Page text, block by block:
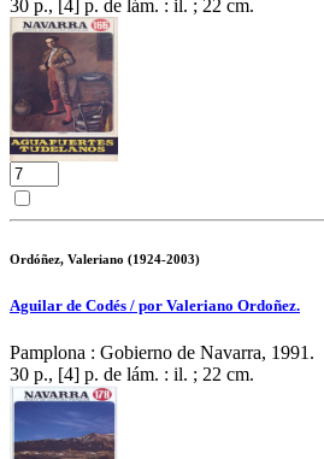
30 p., [4] p. de lám. : il. ; 22 cm.
Ordóñez, Valeriano (1924-2003)
Aguilar de Codés / por Valeriano Ordoñez.
Pamplona : Gobierno de Navarra, 1991.
30 p., [4] p. de lám. : il. ; 22 cm.